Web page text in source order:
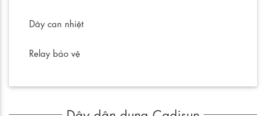
Dây can nhiệt
Relay bảo vệ